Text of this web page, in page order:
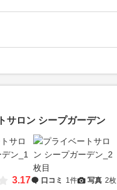
サロン シープガーデン
3.17 口コミ 1件 写真 2枚